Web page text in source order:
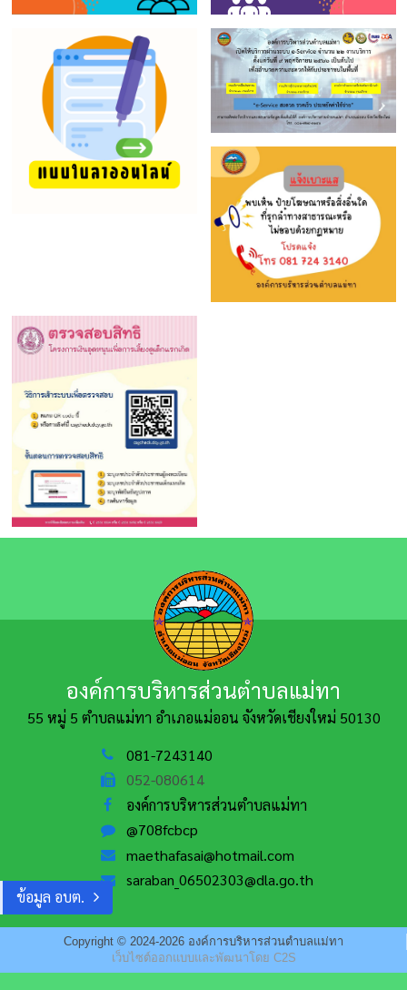
ข้อมูล อบต.
องค์การบริหารส่วนตำบลแม่ทา
55 หมู่ 5 ตำบลแม่ทา อำเภอแม่ออน จังหวัดเชียงใหม่ 50130
081-7243140
052-080614
องค์การบริหารส่วนตำบลแม่ทา
@708fcbcp
maethafasai@hotmail.com
saraban_06502303@dla.go.th
Copyright © 2024-2026 องค์การบริหารส่วนตำบลแม่ทา
เว็บไซต์ออกแบบและพัฒนาโดย C2S